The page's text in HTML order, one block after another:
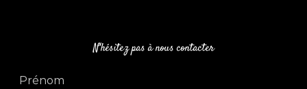
N'hésitez pas à nous contacter